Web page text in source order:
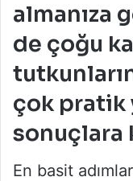
almanıza
de çoğu
çok pratik
sonuçlara
En basit